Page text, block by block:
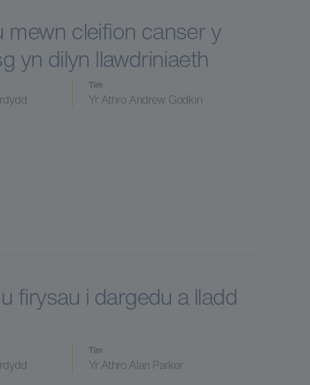
mewn cleifion canser y
yn dilyn llawdriniaeth
Tîm
Yr Athro Andrew Godkin
firysau i dargedu a lladd
Tîm
Yr Athro Alan Parker